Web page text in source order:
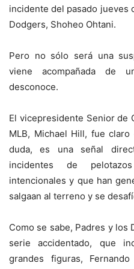
incidente del pasado jueves
Dodgers, Shoheo Ohtani.
Pero no sólo será una
viene acompañada de
desconoce.
El vicepresidente Senior de
MLB, Michael Hill, fue
duda, es una señal
incidentes de
intencionales y que han
salgaan al terreno y se
Como se sabe, Padres y
serie accidentado, que
grandes figuras,